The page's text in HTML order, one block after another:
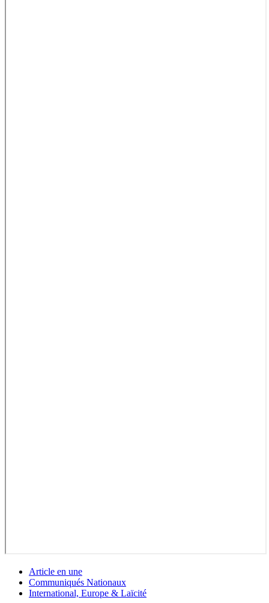
Article en une
Communiqués Nationaux
International, Europe & Laïcité